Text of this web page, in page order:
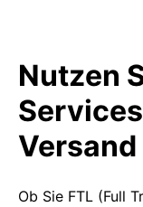
Nutzen
Versand
Ob Sie FTL (Full